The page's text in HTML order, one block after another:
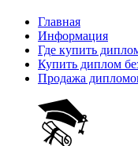
Главная
Информация
Где купить
Купить диплом
Продажа